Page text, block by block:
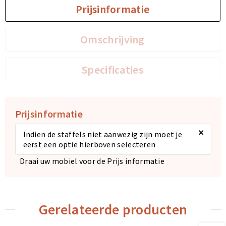
Sporttassen
Documententassen
Boodschappentassen
Sporttassen
Documententassen
Boodschappentassen
Prijsinformatie
Omschrijving
Specificaties
Prijsinformatie
Indien de staffels niet aanwezig zijn moet je
eerst een optie hierboven selecteren
×
Draai uw mobiel voor de Prijs informatie
Gerelateerde producten